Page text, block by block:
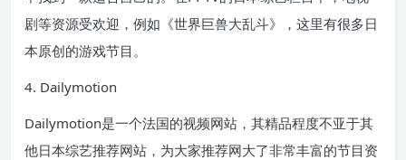
剧等资源受欢迎，例如《世界巨兽大乱斗》，这里有很多日
本原创的游戏节目。
4. Dailymotion
Dailymotion是一个法国的视频网站，其精品程度不亚于其
他日本综艺推荐网站，为大家推荐网大了非常丰富的节目资